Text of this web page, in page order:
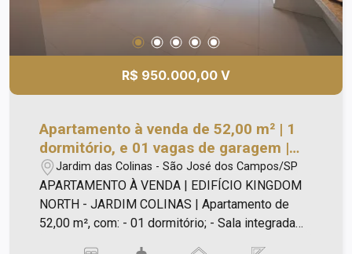
Avenida Bacabal, próximo a Padaria Flor de Ype,
Bancos, Farmácias, e Futuro Mc Donalds da
valoriza na região sul de São José dos Campos.
R$ 950.000,00 V
Apartamento à venda de 52,00 m² | 1
dormitório, e 01 vagas de garagem |
Lançamento Kingdom North - Jardim
Colinas | São José dos Campos |
Jardim das Colinas - São José dos Campos/SP
APARTAMENTO À VENDA | EDIFÍCIO KINGDOM
NORTH - JARDIM COLINAS | Apartamento de
52,00 m², com: - 01 dormitório; - Sala integrada